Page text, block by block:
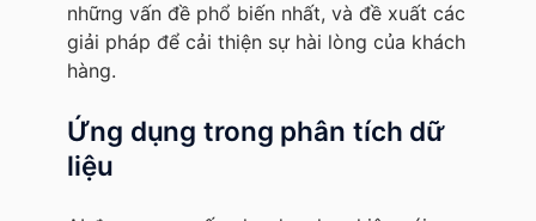
những vấn đề phổ biến nhất, và đề xuất các
giải pháp để cải thiện sự hài lòng của khách
hàng.
Ứng dụng trong phân tích dữ
liệu